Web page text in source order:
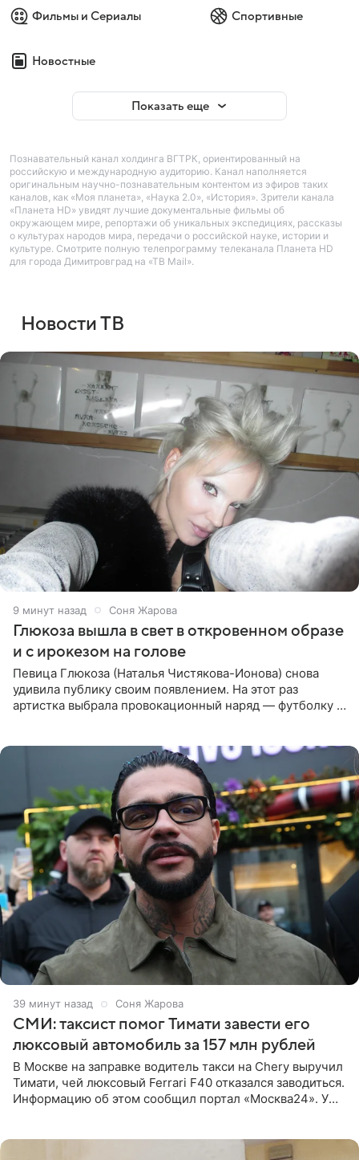
Фильмы и Сериалы Спортивные
Новостные
Показать еще
Познавательный канал холдинга ВГТРК, ориентированный на
российскую и международную аудиторию. Канал наполняется
оригинальным научно-познавательным контентом из эфиров таких
каналов, как «Моя планета», «Наука 2.0», «История». Зрители канала
«Планета HD» увидят лучшие документальные фильмы об
окружающем мире, репортажи об уникальных экспедициях, рассказы
о культурах народов мира, передачи о российской науке, истории и
культуре. Смотрите полную телепрограмму телеканала Планета HD
для города Димитровград на «ТВ Mail».
Новости ТВ
9 минут назад Соня Жарова
Глюкоза вышла в свет в откровенном образе
и с ирокезом на голове
Певица Глюкоза (Наталья Чистякова-Ионова) снова
удивила публику своим появлением. На этот раз
артистка выбрала провокационный наряд — футболку с
39 минут назад Соня Жарова
СМИ: таксист помог Тимати завести его
люксовый автомобиль за 157 млн рублей
В Москве на заправке водитель такси на Chery выручил
Тимати, чей люксовый Ferrari F40 отказался заводиться.
Информацию об этом сообщил портал «Москва24». У